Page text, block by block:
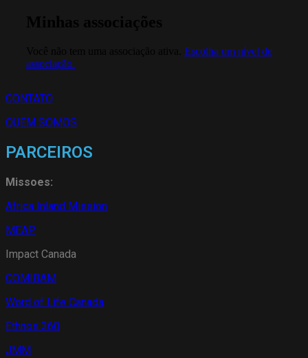
Escolha um nível de
associação.
CONTATO
QUEM SOMOS
PARCEIROS
Missoes:
Africa Inland Mission
MEAP
Impact Canada
COMIBAM
Word of Life Canada
Ethnos 360
JMM